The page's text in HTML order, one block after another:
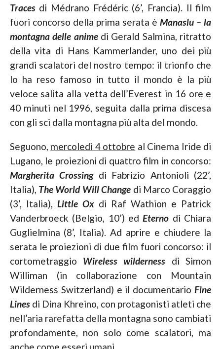
Tracesdi Médrano Frédéric (6’, Francia). Il film
fuori concorso della prima serata è Manaslu – la
montagna delle anime di Gerald Salmina, ritratto
della vita di Hans Kammerlander, uno dei più
grandi scalatori del nostro tempo: il trionfo che
lo ha reso famoso in tutto il mondo è la più
veloce salita alla vetta dell’Everest in 16 ore e
40 minuti nel 1996, seguita dalla prima discesa
con gli sci dalla montagna più alta del mondo.
Seguono, mercoledì 4 ottobre al Cinema Iride di
Lugano, le proiezioni di quattro film in concorso:
Margherita Crossing di Fabrizio Antonioli (22’,
Italia), The World Will Change di Marco Coraggio
(3’, Italia), Little Oxdi Raf Wathion e Patrick
Vanderbroeck (Belgio, 10’) ed Eterno di Chiara
Guglielmina (8’, Italia). Ad aprire e chiudere la
serata le proiezioni di due film fuori concorso: il
cortometraggio Wireless wilderness di Simon
Williman (in collaborazione con Mountain
Wilderness Switzerland) e il documentario Fine
Lines di Dina Khreino, con protagonisti atleti che
nell’aria rarefatta della montagna sono cambiati
profondamente, non solo come scalatori, ma
anche come esseri umani.